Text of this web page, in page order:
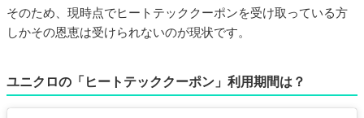
そのため、現時点でヒートテッククーポンを受け取っている方
しかその恩恵は受けられないのが現状です。
ユニクロの「ヒートテッククーポン」利用期間は？